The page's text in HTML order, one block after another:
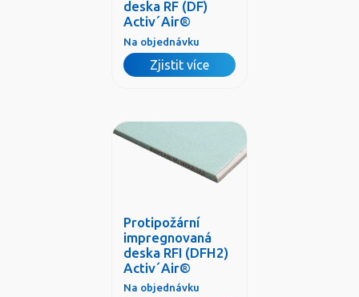
deska RF (DF)
Activ´Air®
Na objednávku
Zjistit více
Protipožární
impregnovaná
deska RFI (DFH2)
Activ´Air®
Na objednávku